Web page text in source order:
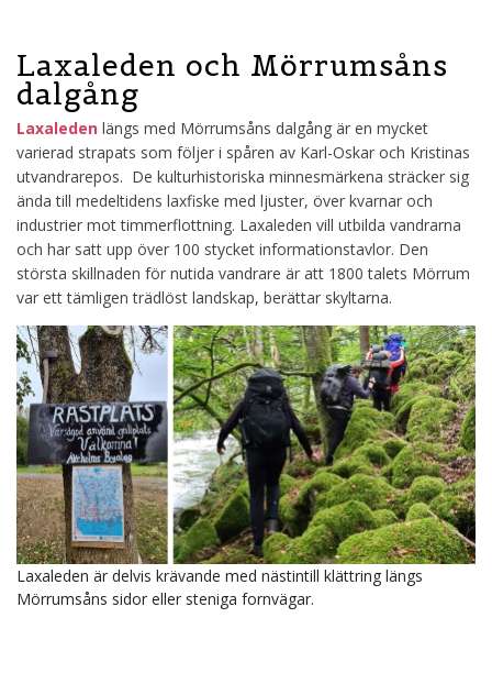
Laxaleden och Mörrumsåns
dalgång
Laxaleden längs med Mörrumsåns dalgång är en mycket
varierad strapats som följer i spåren av Karl-Oskar och Kristinas
utvandrarepos. De kulturhistoriska minnesmärkena sträcker sig
ända till medeltidens laxfiske med ljuster, över kvarnar och
industrier mot timmerflottning. Laxaleden vill utbilda vandrarna
och har satt upp över 100 stycket informationstavlor. Den
största skillnaden för nutida vandrare är att 1800 talets Mörrum
var ett tämligen trädlöst landskap, berättar skyltarna.
Laxaleden är delvis krävande med nästintill klättring längs
Mörrumsåns sidor eller steniga fornvägar.